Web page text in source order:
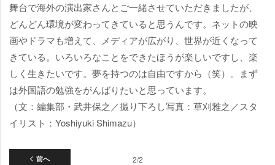
舞台で海外の演出家さんとご一緒させていただきましたが、
どんどん環境が変わってきていると思うんです。ネットの映
画やドラマも増えて、メディアが広がり、世界が近くなって
きている。いろいろなことをできたほうが楽しいですし、楽
しく生きたいです。夢を持つのは自由ですから（笑）。まず
は外国語の勉強をがんばりたいと思っています。
（文：編集部・武井保之／撮り下ろし写真：草刈雅之／スタ
イリスト：Yoshiyuki Shimazu）
前へ 2/2